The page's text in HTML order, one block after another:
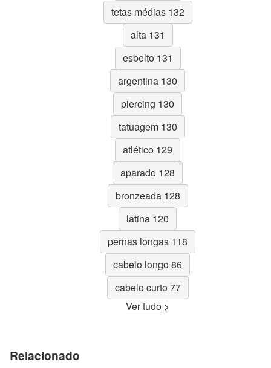
tetas médias 132
alta 131
esbelto 131
argentina 130
piercing 130
tatuagem 130
atlético 129
aparado 128
bronzeada 128
latina 120
pernas longas 118
cabelo longo 86
cabelo curto 77
Ver tudo >
Relacionado